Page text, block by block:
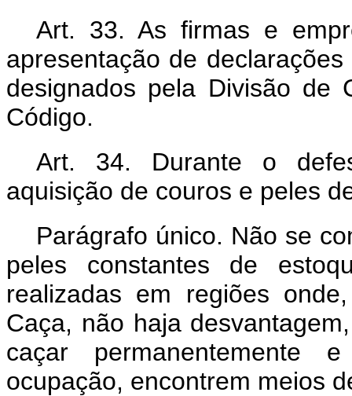
Art. 33. As firmas e
apresentação de
designados pela Divisão de
Código.
Art. 34. Durante o
aquisição de couros e peles
Parágrafo único. Não se
peles constantes de
realizadas em regiões
Caça, não haja
caçar permanentemente
ocupação, encontrem meios